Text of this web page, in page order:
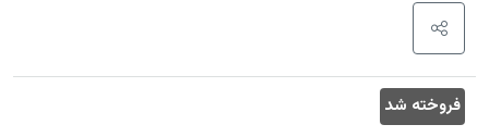
فروخته شد